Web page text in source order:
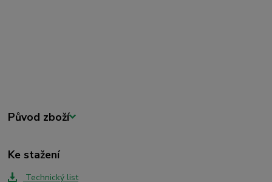
Původ zboží
Ke stažení
Technický list